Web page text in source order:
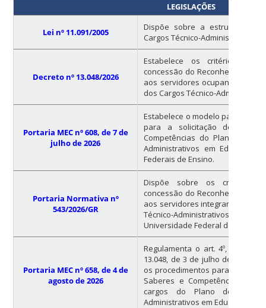
LEGISLAÇÕES
Lei nº 11.091/2005
Dispõe sobre a estruturação
Cargos Técnico-Administrativos
Decreto nº 13.048/2026
Estabelece os critérios e
concessão do Reconhecimento
aos servidores ocupantes dos
dos Cargos Técnico-
Portaria MEC nº 608, de 7 de
julho de 2026
Estabelece o modelo padrão de
para a solicitação do
Competências do Plano de
Administrativos em Educação,
Federais de Ensino.
Portaria Normativa nº
543/2026/GR
Dispõe sobre os critérios
concessão do Reconhecimento
aos servidores integrantes do
Técnico-Administrativos em
Universidade Federal de Santa
Portaria MEC nº 658, de 4 de
agosto de 2026
Regulamenta o art. 4º, inciso
13.048, de 3 de julho de 2026,
os procedimentos para a
Saberes e Competências aos
cargos do Plano de
Administrativos em Educação.